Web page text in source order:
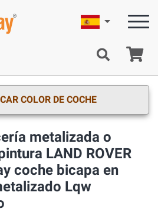
Español
COLOR DE COCHE
metalizada o
LAND ROVER
coche bicapa en
Lqw